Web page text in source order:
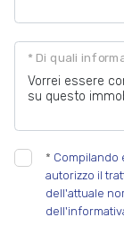
* Di quali
* Compilando
autorizzo il
dell'attuale